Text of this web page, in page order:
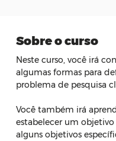
Sobre o curso
Neste curso, você irá
algumas formas para
problema de pesquisa
Você também irá
estabelecer um objetivo
alguns objetivos